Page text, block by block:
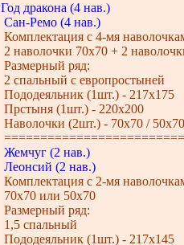
Год дракона (4 нав.)
Сан-Ремо (4 нав.)
Комплектация с 4-мя
2 наволочки 70х70 + 2
Размерный ряд:
2 спальный с европростыней
Пододеяльник (1шт.) - 217х175
Прстыня (1шт.) - 220х200
Наволочки (2шт.) - 70х70 / 50х70
Жемчуг (2 нав.)
Леонсий (2 нав.)
Комплектация с 2-мя
70х70 или 50х70
Размерный ряд:
1,5 спальный
Пододеяльник (1шт.) - 217х145